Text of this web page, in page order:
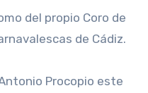
de Cádiz.
Procopio este